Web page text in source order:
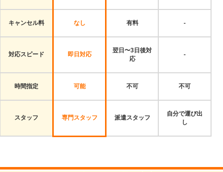
キャンセル料 なし 有料 -
対応スピード 即日対応
翌日〜3日後対
応
-
時間指定 可能 不可 不可
スタッフ 専門スタッフ 派遣スタッフ
自分で運び出
し